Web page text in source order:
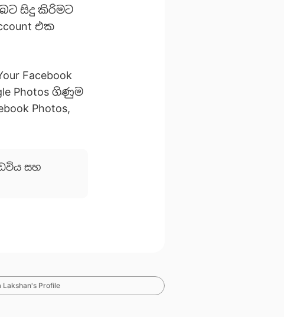
සිදු කිරිමට
එක
Facebook
Photos ගිණුම
Photos,
සහ
Lakshan's Profile